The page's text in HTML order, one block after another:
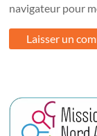
navigateur pour